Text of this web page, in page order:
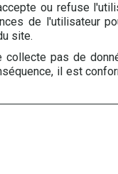
ou refuse
de l'utilisateur
site.
pas de
il est